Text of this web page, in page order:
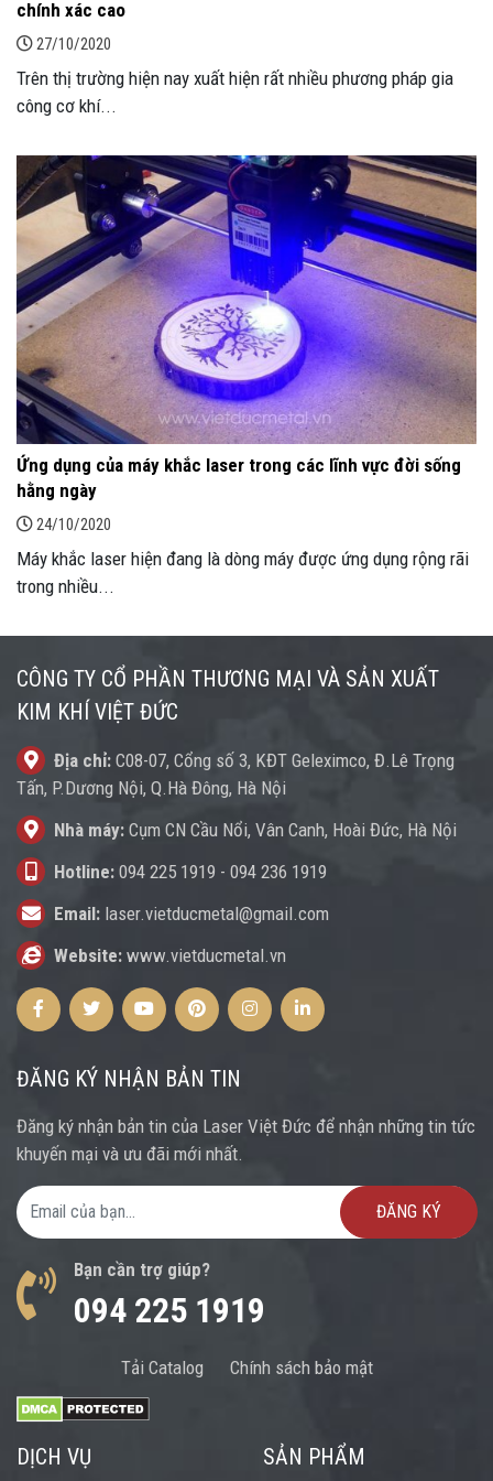
chính xác cao
27/10/2020
Trên thị trường hiện nay xuất hiện rất nhiều phương pháp gia
công cơ khí...
Ứng dụng của máy khắc laser trong các lĩnh vực đời sống
hằng ngày
24/10/2020
Máy khắc laser hiện đang là dòng máy được ứng dụng rộng rãi
trong nhiều...
CÔNG TY CỔ PHẦN THƯƠNG MẠI VÀ SẢN XUẤT
KIM KHÍ VIỆT ĐỨC
Địa chỉ: C08-07, Cổng số 3, KĐT Geleximco, Đ.Lê Trọng
Tấn, P.Dương Nội, Q.Hà Đông, Hà Nội
Nhà máy: Cụm CN Cầu Nổi, Vân Canh, Hoài Đức, Hà Nội
Hotline: 094 225 1919 - 094 236 1919
Email: laser.vietducmetal@gmail.com
Website: www.vietducmetal.vn
FacebookTwitterYoutubePinterestInstagramInstagram
ĐĂNG KÝ NHẬN BẢN TIN
Đăng ký nhận bản tin của Laser Việt Đức để nhận những tin tức
khuyến mại và ưu đãi mới nhất.
Email Address
Bạn cần trợ giúp?
094 225 1919
Tải Catalog Chính sách bảo mật
DỊCH VỤ SẢN PHẨM